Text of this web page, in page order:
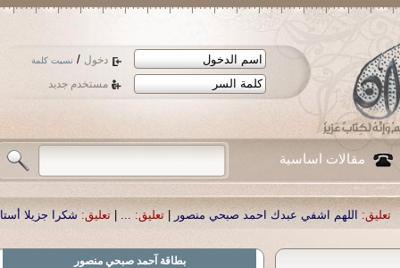
دخول / نسيت كلمة
مستخدم جديد
مقالات اساسية
احمد صبحي منصور|تعليق: ...
|تعليق: شكرا جزيلا أستاذ حمد الحمد .أكرمكم
بطاقة آحمد صبحي منصور